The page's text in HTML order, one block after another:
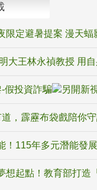
假投資詐騙